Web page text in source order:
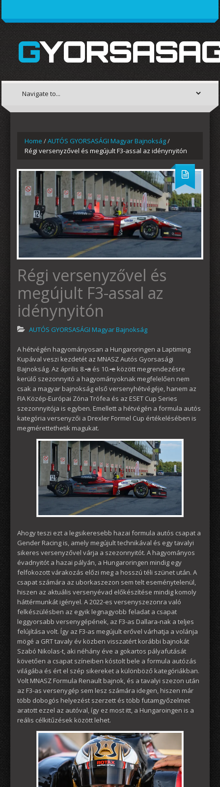
Home /AUTÓS GYORSASÁGI Magyar Bajnokság/
Régi versenyzővel és megújult F3-assal az idénynyitón
Régi versenyzővel és
megújult F3-assal az
idénynyitón
AUTÓS GYORSASÁGI Magyar Bajnokság
A hétvégén hagyományosan a Hungaroringen a Laptiming
Kupával veszi kezdetét az MNASZ Autós Gyorsasági
Bajnokság. Az április 8.-a és 10.-e között megrendezésre
kerülő szezonnyitó a hagyományoknak megfelelően nem
csak a magyar bajnokság első versenyhétvégéje, hanem az
FIA Közép-Európai Zóna Trófea és az ESET Cup Series
szezonnyitója is egyben. Emellett a hétvégén a formula autós
kategória versenyzői a Drexler Formel Cup értékelésében is
megmérettethetik magukat.
Ahogy teszi ezt a legsikeresebb hazai formula autós csapat a
Gender Racing is, amely megújult technikával és egy tavalyi
sikeres versenyzővel várja a szezonnyitót. A hagyományos
évadnyitót a hazai pályán, a Hungaroringen mindig egy
felfokozott várakozás előzi meg a hosszú téli szünet után. A
csapat számára az uborkaszezon sem telt eseménytelenül,
hiszen az aktuális versenyévad előkészítése mindig komoly
háttérmunkát igényel. A 2022-es versenyszezonra való
felkészülésben az egyik legnagyobb feladat a csapat
leggyorsabb versenygépének, az F3-as Dallara-nak a teljes
felújítása volt. Így az F3-as megújult erővel várhatja a volánja
mögé a GRT tavaly év közben visszatért korábbi bajnokát
Szabó Nikolas-t, aki néhány éve a gokartos pályafutását
követően a csapat színeiben kóstolt bele a formula autózás
világába és ért el szép sikereket a különböző kategóriákban.
Volt MNASZ Formula Renault bajnok, és a tavalyi szezon után
az F3-as versenygép sem lesz számára idegen, hiszen már
több dobogós helyezést szerzett és több futamgyőzelmet
aratott ezzel az autóval, így ez most itt, a Hungaroingen is a
reális célkitűzések között lehet.